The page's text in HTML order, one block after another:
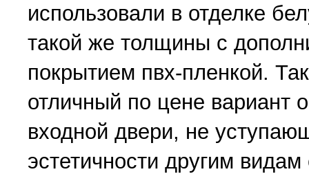
использовали в отделке
такой же толщины с
покрытием пвх-пленкой.
отличный по цене вариант
входной двери, не
эстетичности другим